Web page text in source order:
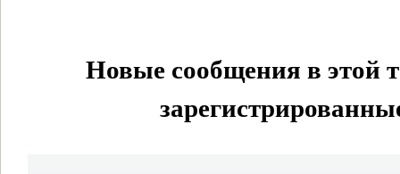
Новые сообщения в этой